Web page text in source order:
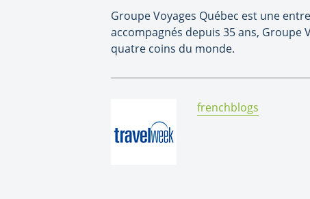
Groupe Voyages Québec est une
accompagnés depuis 35 ans, Groupe
quatre coins du monde.
By:
frenchblogs